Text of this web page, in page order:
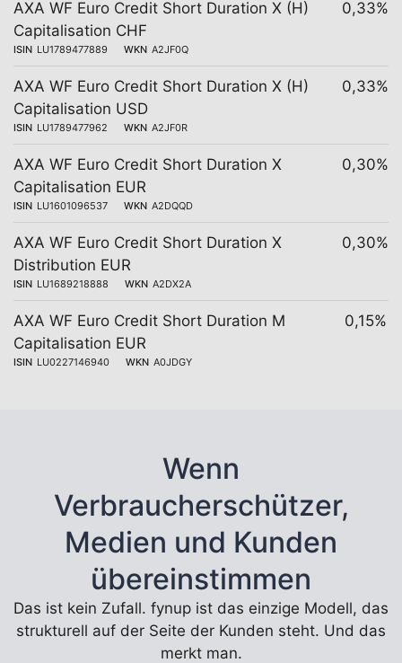
AXA WF Euro Credit Short Duration X (H)
Capitalisation CHF
ISIN LU1789477889 WKN A2JF0Q
0,33%
AXA WF Euro Credit Short Duration X (H)
Capitalisation USD
ISIN LU1789477962 WKN A2JF0R
0,33%
AXA WF Euro Credit Short Duration X
Capitalisation EUR
ISIN LU1601096537 WKN A2DQQD
0,30%
AXA WF Euro Credit Short Duration X
Distribution EUR
ISIN LU1689218888 WKN A2DX2A
0,30%
AXA WF Euro Credit Short Duration M
Capitalisation EUR
ISIN LU0227146940 WKN A0JDGY
0,15%
Wenn
Verbraucherschützer,
Medien und Kunden
übereinstimmen
Das ist kein Zufall. fynup ist das einzige Modell, das
strukturell auf der Seite der Kunden steht. Und das
merkt man.